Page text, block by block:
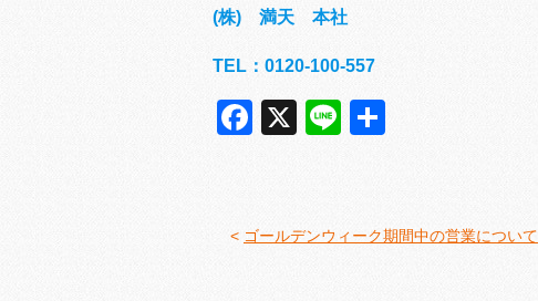
(株) 満天 本社
TEL：0120-100-557
Facebook
X Line
< ゴールデンウィーク期間中の営業について